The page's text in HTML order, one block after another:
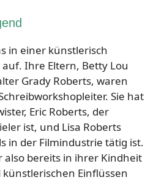
in einer künstlerisch
Ihre Eltern, Betty Lou
Grady Roberts, waren
Sie hat
Eric Roberts, der
ist, und Lisa Roberts
in der Filmindustrie tätig ist.
also bereits in ihrer Kindheit
Einflüssen